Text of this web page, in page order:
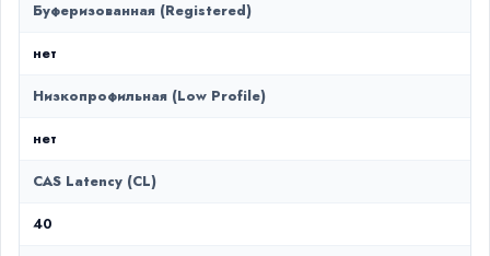
Буферизованная (Registered)
нет
Низкопрофильная (Low Profile)
нет
CAS Latency (CL)
40